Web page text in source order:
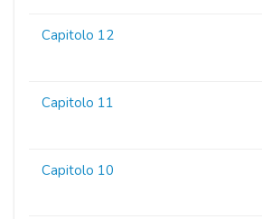
Capitolo 12
Capitolo 11
Capitolo 10